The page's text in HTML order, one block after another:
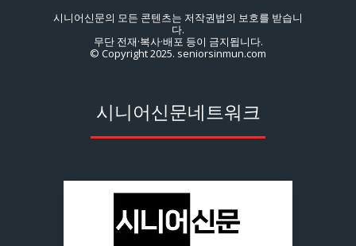
시니어신문의 모든 콘텐츠는 저작권법의 보호를 받습니
다.
무단 전재·복사·배포 등이 금지됩니다.
© Copyright 2025. seniorsinmun.com
시니어신문네트워크